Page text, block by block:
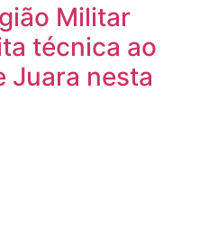
Militar
técnica ao
Juara nesta